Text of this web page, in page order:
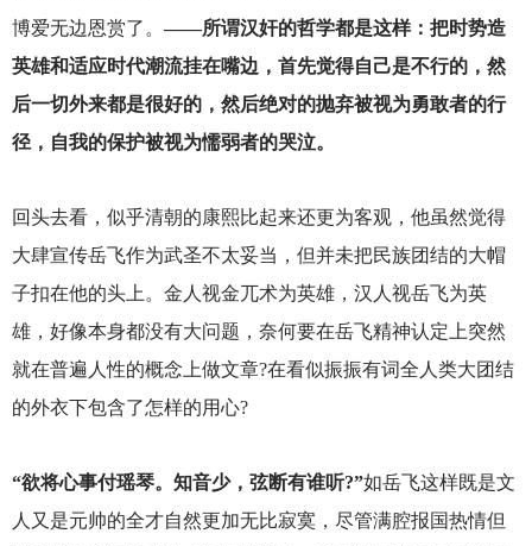
博爱无边恩赏了。——所谓汉奸的哲学都是这样：把时势造
英雄和适应时代潮流挂在嘴边，首先觉得自己是不行的，然
后一切外来都是很好的，然后绝对的抛弃被视为勇敢者的行
径，自我的保护被视为懦弱者的哭泣。
回头去看，似乎清朝的康熙比起来还更为客观，他虽然觉得
大肆宣传岳飞作为武圣不太妥当，但并未把民族团结的大帽
子扣在他的头上。金人视金兀术为英雄，汉人视岳飞为英
雄，好像本身都没有大问题，奈何要在岳飞精神认定上突然
就在普遍人性的概念上做文章?在看似振振有词全人类大团结
的外衣下包含了怎样的用心?
“欲将心事付瑶琴。知音少，弦断有谁听?”如岳飞这样既是文
人又是元帅的全才自然更加无比寂寞，尽管满腔报国热情但